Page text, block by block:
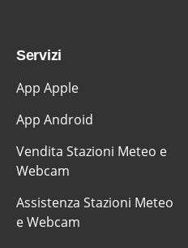
Servizi
App Apple
App Android
Vendita Stazioni Meteo e
Webcam
Assistenza Stazioni Meteo
e Webcam